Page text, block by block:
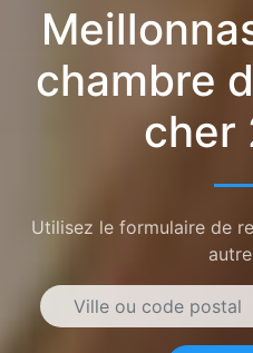
chambre
cher
Utilisez le formulaire de